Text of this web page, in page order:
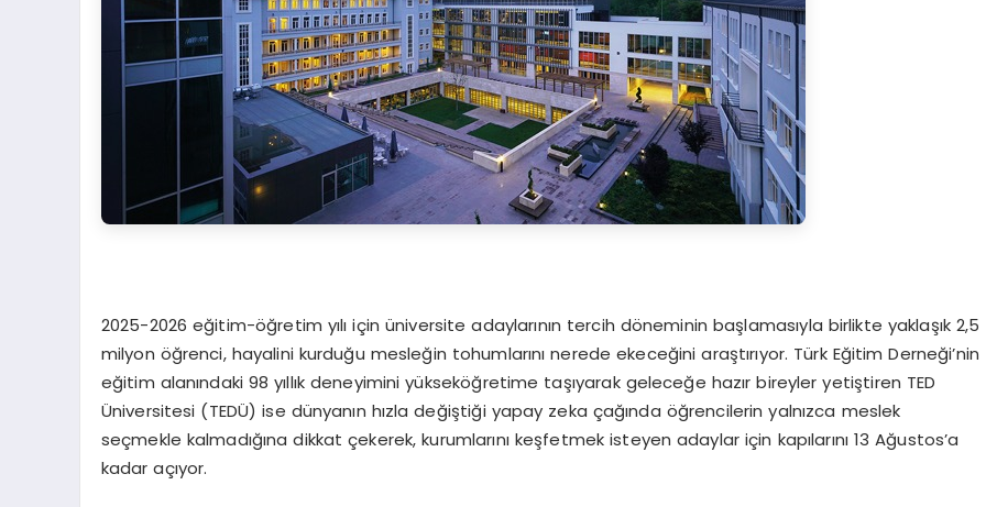
2025-2026 eğitim-öğretim yılı için üniversite adaylarının tercih döneminin başlamasıyla birlikte yaklaşık 2,5
milyon öğrenci, hayalini kurduğu mesleğin tohumlarını nerede ekeceğini araştırıyor. Türk Eğitim Derneği’nin
eğitim alanındaki 98 yıllık deneyimini yükseköğretime taşıyarak geleceğe hazır bireyler yetiştiren TED
Üniversitesi (TEDÜ) ise dünyanın hızla değiştiği yapay zeka çağında öğrencilerin yalnızca meslek
seçmekle kalmadığına dikkat çekerek, kurumlarını keşfetmek isteyen adaylar için kapılarını 13 Ağustos’a
kadar açıyor.